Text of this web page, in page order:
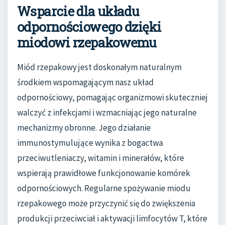
Wsparcie dla układu
odpornościowego dzięki
miodowi rzepakowemu
Miód rzepakowy jest doskonałym naturalnym
środkiem wspomagającym nasz układ
odpornościowy, pomagając organizmowi skuteczniej
walczyć z infekcjami i wzmacniając jego naturalne
mechanizmy obronne. Jego działanie
immunostymulujące wynika z bogactwa
przeciwutleniaczy, witamin i minerałów, które
wspierają prawidłowe funkcjonowanie komórek
odpornościowych. Regularne spożywanie miodu
rzepakowego może przyczynić się do zwiększenia
produkcji przeciwciał i aktywacji limfocytów T, które